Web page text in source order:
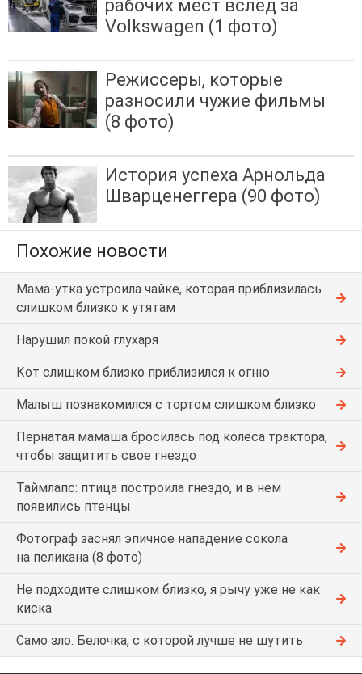
рабочих мест вслед за
Volkswagen (1 фото)
Режиссеры, которые
разносили чужие фильмы
(8 фото)
История успеха Арнольда
Шварценеггера (90 фото)
Похожие новости
Мама-утка устроила чайке, которая приблизилась
слишком близко к утятам
Нарушил покой глухаря
Кот слишком близко приблизился к огню
Малыш познакомился с тортом слишком близко
Пернатая мамаша бросилась под колёса трактора,
чтобы защитить свое гнездо
Таймлапс: птица построила гнездо, и в нем
появились птенцы
Фотограф заснял эпичное нападение сокола
на пеликана (8 фото)
Не подходите слишком близко, я рычу уже не как
киска
Само зло. Белочка, с которой лучше не шутить